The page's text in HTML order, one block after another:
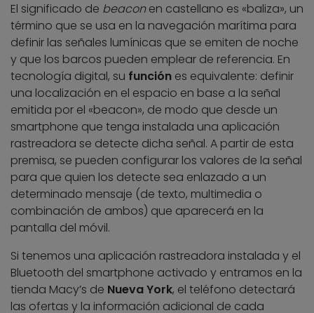
El significado de beaconen castellano es «baliza», un
término que se usa en la navegación marítima para
definir las señales lumínicas que se emiten de noche
y que los barcos pueden emplear de referencia. En
tecnología digital, su función es equivalente: definir
una localización en el espacio en base a la señal
emitida por el «beacon», de modo que desde un
smartphone que tenga instalada una aplicación
rastreadora se detecte dicha señal. A partir de esta
premisa, se pueden configurar los valores de la señal
para que quien los detecte sea enlazado a un
determinado mensaje (de texto, multimedia o
combinación de ambos) que aparecerá en la
pantalla del móvil.
Si tenemos una aplicación rastreadora instalada y el
Bluetooth del smartphone activado y entramos en la
tienda Macy’s de Nueva York, el teléfono detectará
las ofertas y la información adicional de cada